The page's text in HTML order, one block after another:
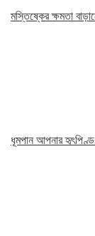
মস্তিষ্কের ক্ষমতা
ধূমপান আপনার